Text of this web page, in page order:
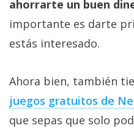
ahorrarte un buen
importante es darte
estás interesado.
Ahora bien, también
juegos gratuitos de
que sepas que solo